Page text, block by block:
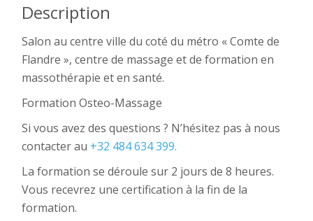
Description
Salon au centre ville du coté du métro « Comte de
Flandre », centre de massage et de formation en
massothérapie et en santé.
Formation Osteo-Massage
Si vous avez des questions ? N’hésitez pas à nous
contacter au +32 484 634 399.
La formation se déroule sur 2 jours de 8 heures.
Vous recevrez une certification à la fin de la
formation.